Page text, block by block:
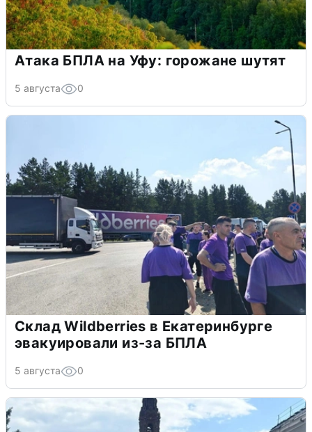
Атака БПЛА на Уфу: горожане шутят
5 августа 0
Склад Wildberries в Екатеринбурге
эвакуировали из-за БПЛА
5 августа 0